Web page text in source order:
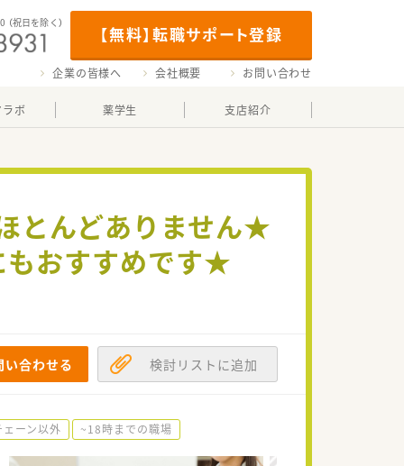
【無料】転職サポート登録
（祝日を除く）
企業の皆様へ 会社概要 お問い合わせ
ボ 薬学生 支店紹介
とんどありません★
もおすすめです★
い合わせる 検討リストに追加
ーン以外 ~18時までの職場